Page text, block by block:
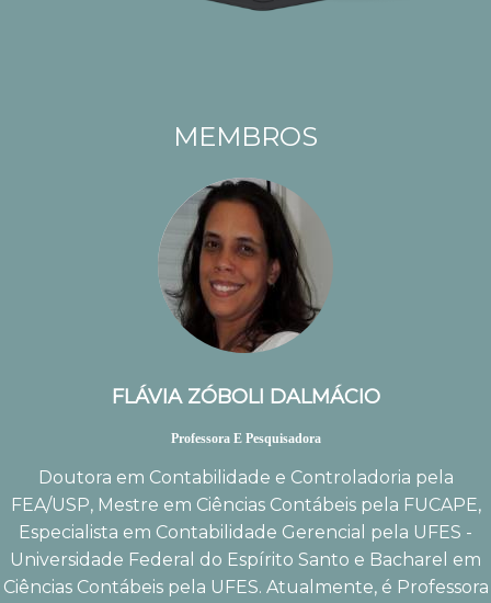
MEMBROS
FLÁVIA ZÓBOLI DALMÁCIO
Professora E Pesquisadora
Doutora em Contabilidade e Controladoria pela
FEA/USP, Mestre em Ciências Contábeis pela FUCAPE,
Especialista em Contabilidade Gerencial pela UFES -
Universidade Federal do Espírito Santo e Bacharel em
Ciências Contábeis pela UFES. Atualmente, é Professora